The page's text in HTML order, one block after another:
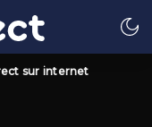
sur internet